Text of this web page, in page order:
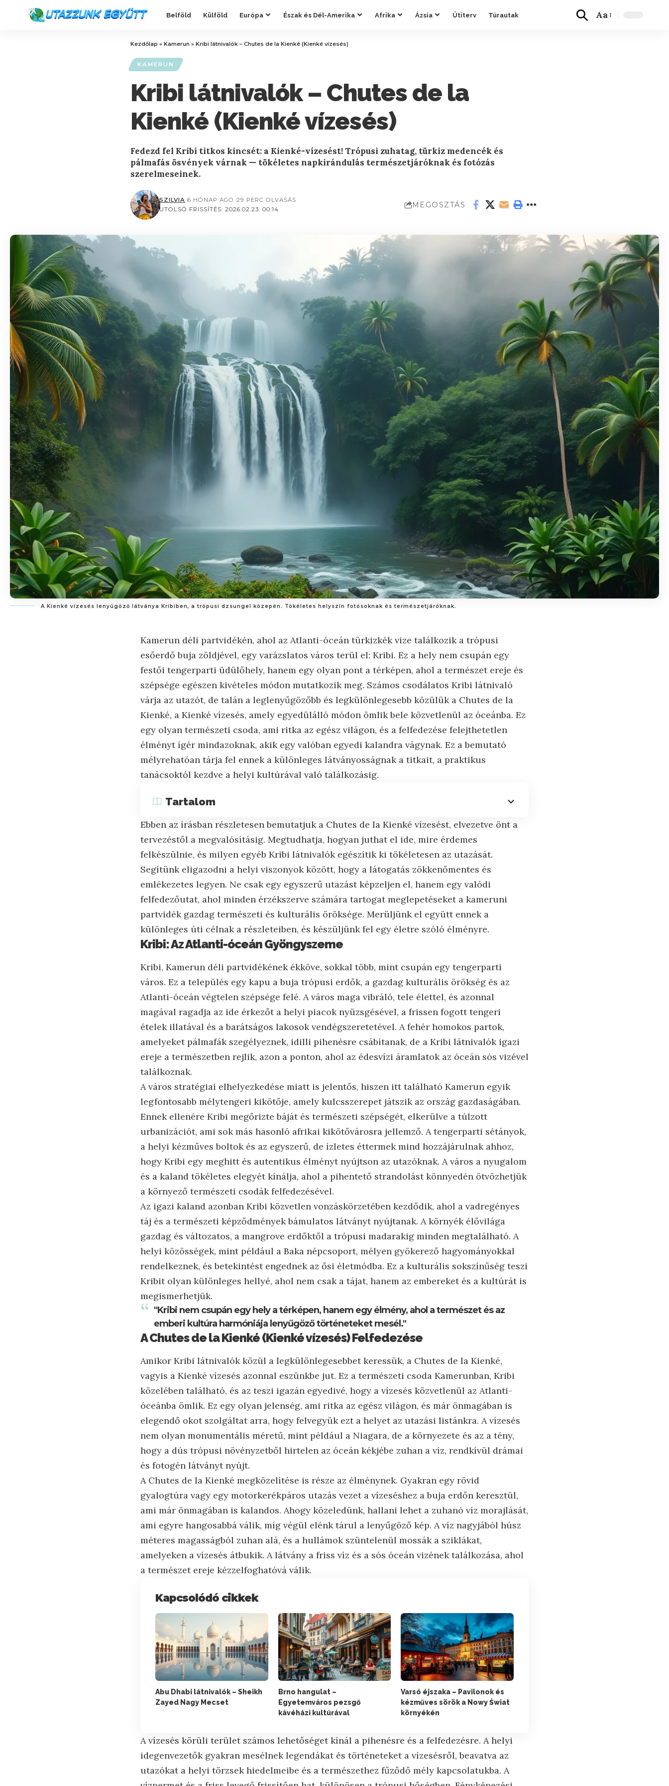
Belföld Külföld Európa Észak és Dél-Amerika Afrika Ázsia Útiterv Túrautak Aa
Kezdőlap » Kamerun » Kribi látnivalók – Chutes de la Kienké (Kienké vízesés)
KAMERUN
Kribi látnivalók – Chutes de la
Kienké (Kienké vízesés)
Fedezd fel Kribi titkos kincsét: a Kienké-vízesést! Trópusi zuhatag, türkiz medencék és
pálmafás ösvények várnak — tökéletes napkirándulás természetjáróknak és fotózás
szerelmeseinek.
UTOLSÓ FRISSÍTÉS: 2026.02.23. 00:14
SZILVIA 6 HÓNAP AGO 29 PERC OLVASÁS
MEGOSZTÁS
A Kienké vízesés lenyűgöző látványa Kribiben, a trópusi dzsungel közepén. Tökéletes helyszín fotósoknak és természetjáróknak.
Kamerun déli partvidékén, ahol az Atlanti-óceán türkizkék vize találkozik a trópusi
esőerdő buja zöldjével, egy varázslatos város terül el: Kribi. Ez a hely nem csupán egy
festői tengerparti üdülőhely, hanem egy olyan pont a térképen, ahol a természet ereje és
szépsége egészen kivételes módon mutatkozik meg. Számos csodálatos Kribi látnivaló
várja az utazót, de talán a leglenyűgözőbb és legkülönlegesebb közülük a Chutes de la
Kienké, a Kienké vízesés, amely egyedülálló módon ömlik bele közvetlenül az óceánba. Ez
egy olyan természeti csoda, ami ritka az egész világon, és a felfedezése felejthetetlen
élményt ígér mindazoknak, akik egy valóban egyedi kalandra vágynak. Ez a bemutató
mélyrehatóan tárja fel ennek a különleges látványosságnak a titkait, a praktikus
tanácsoktól kezdve a helyi kultúrával való találkozásig.
Tartalom
Ebben az írásban részletesen bemutatjuk a Chutes de la Kienké vízesést, elvezetve önt a
tervezéstől a megvalósításig. Megtudhatja, hogyan juthat el ide, mire érdemes
felkészülnie, és milyen egyéb Kribi látnivalók egészítik ki tökéletesen az utazását.
Segítünk eligazodni a helyi viszonyok között, hogy a látogatás zökkenőmentes és
emlékezetes legyen. Ne csak egy egyszerű utazást képzeljen el, hanem egy valódi
felfedezőutat, ahol minden érzékszerve számára tartogat meglepetéseket a kameruni
partvidék gazdag természeti és kulturális öröksége. Merüljünk el együtt ennek a
különleges úti célnak a részleteiben, és készüljünk fel egy életre szóló élményre.
Kribi: Az Atlanti-óceán Gyöngyszeme
Kribi, Kamerun déli partvidékének ékköve, sokkal több, mint csupán egy tengerparti
város. Ez a település egy kapu a buja trópusi erdők, a gazdag kulturális örökség és az
Atlanti-óceán végtelen szépsége felé. A város maga vibráló, tele élettel, és azonnal
magával ragadja az ide érkezőt a helyi piacok nyüzsgésével, a frissen fogott tengeri
ételek illatával és a barátságos lakosok vendégszeretetével. A fehér homokos partok,
amelyeket pálmafák szegélyeznek, idilli pihenésre csábítanak, de a Kribi látnivalók igazi
ereje a természetben rejlik, azon a ponton, ahol az édesvízi áramlatok az óceán sós vizével
találkoznak.
A város stratégiai elhelyezkedése miatt is jelentős, hiszen itt található Kamerun egyik
legfontosabb mélytengeri kikötője, amely kulcsszerepet játszik az ország gazdaságában.
Ennek ellenére Kribi megőrizte báját és természeti szépségét, elkerülve a túlzott
urbanizációt, ami sok más hasonló afrikai kikötővárosra jellemző. A tengerparti sétányok,
a helyi kézműves boltok és az egyszerű, de ízletes éttermek mind hozzájárulnak ahhoz,
hogy Kribi egy meghitt és autentikus élményt nyújtson az utazóknak. A város a nyugalom
és a kaland tökéletes elegyét kínálja, ahol a pihentető strandolást könnyedén ötvözhetjük
a környező természeti csodák felfedezésével.
Az igazi kaland azonban Kribi közvetlen vonzáskörzetében kezdődik, ahol a vadregényes
táj és a természeti képződmények bámulatos látványt nyújtanak. A környék élővilága
gazdag és változatos, a mangrove erdőktől a trópusi madarakig minden megtalálható. A
helyi közösségek, mint például a Baka népcsoport, mélyen gyökerező hagyományokkal
rendelkeznek, és betekintést engednek az ősi életmódba. Ez a kulturális sokszínűség teszi
Kribit olyan különleges hellyé, ahol nem csak a tájat, hanem az embereket és a kultúrát is
megismerhetjük.
"Kribi nem csupán egy hely a térképen, hanem egy élmény, ahol a természet és az
emberi kultúra harmóniája lenyűgöző történeteket mesél."
A Chutes de la Kienké (Kienké vízesés) Felfedezése
Amikor Kribi látnivalók közül a legkülönlegesebbet keressük, a Chutes de la Kienké,
vagyis a Kienké vízesés azonnal eszünkbe jut. Ez a természeti csoda Kamerunban, Kribi
közelében található, és az teszi igazán egyedivé, hogy a vízesés közvetlenül az Atlanti-
óceánba ömlik. Ez egy olyan jelenség, ami ritka az egész világon, és már önmagában is
elegendő okot szolgáltat arra, hogy felvegyük ezt a helyet az utazási listánkra. A vízesés
nem olyan monumentális méretű, mint például a Niagara, de a környezete és az a tény,
hogy a dús trópusi növényzetből hirtelen az óceán kékjébe zuhan a víz, rendkívül drámai
és fotogén látványt nyújt.
A Chutes de la Kienké megközelítése is része az élménynek. Gyakran egy rövid
gyalogtúra vagy egy motorkerékpáros utazás vezet a vízeséshez a buja erdőn keresztül,
ami már önmagában is kalandos. Ahogy közeledünk, hallani lehet a zuhanó víz morajlását,
ami egyre hangosabbá válik, míg végül elénk tárul a lenyűgöző kép. A víz nagyjából húsz
méteres magasságból zuhan alá, és a hullámok szüntelenül mossák a sziklákat,
amelyeken a vízesés átbukik. A látvány a friss víz és a sós óceán vizének találkozása, ahol
a természet ereje kézzelfoghatóvá válik.
Kapcsolódó cikkek
Abu Dhabi látnivalók – Sheikh
Zayed Nagy Mecset
Brno hangulat –
Egyetemváros pezsgő
kávéházi kultúrával
Varsó éjszaka – Pavilonok és
kézműves sörök a Nowy Świat
környékén
A vízesés körüli terület számos lehetőséget kínál a pihenésre és a felfedezésre. A helyi
idegenvezetők gyakran mesélnek legendákat és történeteket a vízesésről, beavatva az
utazókat a helyi törzsek hiedelmeibe és a természethez fűződő mély kapcsolatukba. A